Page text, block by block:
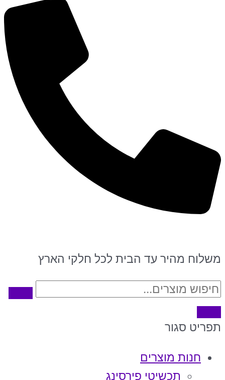
משלוח מהיר עד הבית לכל חלקי הארץ
תפריט סגור
חנות מוצרים
תכשיטי פירסינג